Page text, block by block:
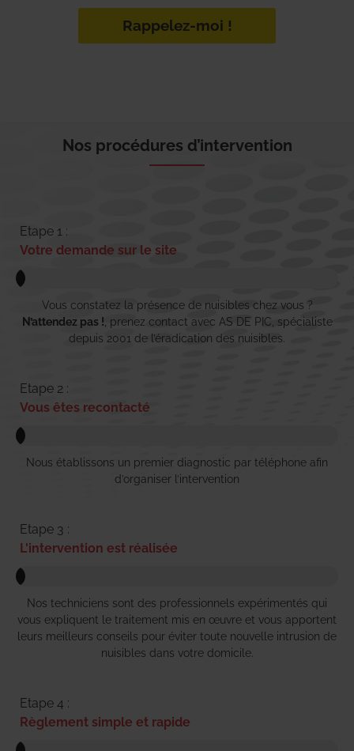
Rappelez-moi !
Nos procédures d’intervention
Etape 1 :
Votre demande sur le site
Vous constatez la présence de nuisibles chez vous ?
N’attendez pas ! , prenez contact avec AS DE PIC, spécialiste
depuis 2001 de l’éradication des nuisibles.
Etape 2 :
Vous êtes recontacté
Nous établissons un premier diagnostic par téléphone afin
d’organiser l’intervention
Etape 3 :
L'intervention est réalisée
Nos techniciens sont des professionnels expérimentés qui
vous expliquent le traitement mis en œuvre et vous apportent
leurs meilleurs conseils pour éviter toute nouvelle intrusion de
nuisibles dans votre domicile.
Etape 4 :
Règlement simple et rapide